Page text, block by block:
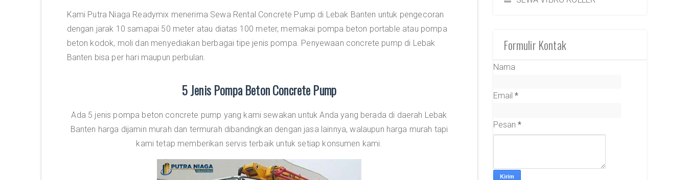
Kami Putra Niaga Readymix menerima Sewa Rental Concrete Pump di Lebak Banten untuk pengecoran
dengan jarak 10 samapai 50 meter atau diatas 100 meter, memakai pompa beton portable atau pompa
beton kodok, moli dan menyediakan berbagai tipe jenis pompa. Penyewaan concrete pump di Lebak
Banten bisa per hari maupun perbulan.
5 Jenis Pompa Beton Concrete Pump
Ada 5 jenis pompa beton concrete pump yang kami sewakan untuk Anda yang berada di daerah Lebak
Banten harga dijamin murah dan termurah dibandingkan dengan jasa lainnya, walaupun harga murah tapi
kami tetap memberikan servis terbaik untuk setiap konsumen kami.
Formulir Kontak
Nama
Email*
Pesan*